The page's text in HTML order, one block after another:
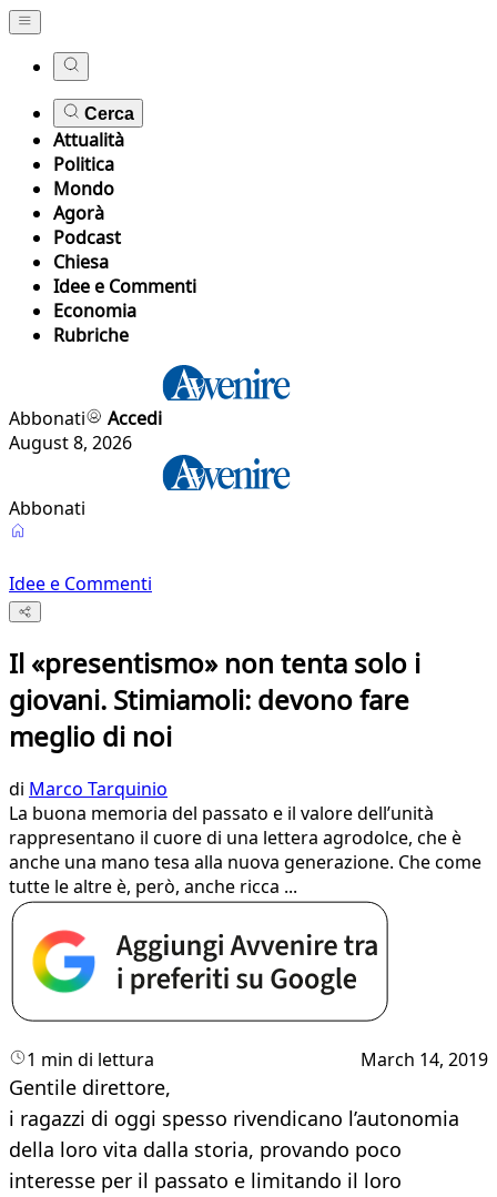
Cerca
Attualità
Politica
Mondo
Agorà
Podcast
Chiesa
Idee e Commenti
Economia
Rubriche
Abbonati
Accedi
August 8, 2026
Abbonati
Idee e Commenti
Il «presentismo» non tenta solo i
giovani. Stimiamoli: devono fare
meglio di noi
di Marco Tarquinio
La buona memoria del passato e il valore dell’unità
rappresentano il cuore di una lettera agrodolce, che è
anche una mano tesa alla nuova generazione. Che come
tutte le altre è, però, anche ricca ...
1 min di lettura March 14, 2019
Gentile direttore,
i ragazzi di oggi spesso rivendicano l’autonomia
della loro vita dalla storia, provando poco
interesse per il passato e limitando il loro